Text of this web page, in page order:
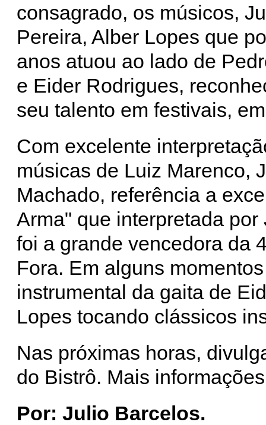
consagrado, os músicos,
Pereira, Alber Lopes que
anos atuou ao lado de
e Eider Rodrigues,
seu talento em festivais,
Com excelente
músicas de Luiz Marenco,
Machado, referência a
Arma" que interpretada
foi a grande vencedora da
Fora. Em alguns
instrumental da gaita de
Lopes tocando clássicos
Nas próximas horas,
do Bistrô. Mais
Por: Julio Barcelos.